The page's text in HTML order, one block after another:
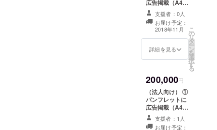
できま
す。 場
所：鈴
鹿川河
川緑地
行終了
後から
10：00
頃の予
定 受
付：7：
00～9：
乗体
験）1名
無料券2
枚※下記
の注意
事項を
参照 ■
熱気球
行（搭
乗体
験）1名
無料券
の注意
事項に
ついて
のいずれか1日
に、気球に1回搭
乗できます。 場
所：鈴鹿川河川
緑地 日時：当日
の競技飛行終了
後から10：00頃
の予定 受付：
に開始します
（予定） ※大会
期間中に熱気球
係留飛行（搭乗
体験）1名無料券
が利用できな
かった場合また
広告掲載（A4
1ページ モノク
ロ） ②熱気球係
留飛行（搭乗体
験）1名無料券2
枚※下記の注意事
項を参照 ■熱気
乗体験）1名無料
ついて 内容：平
成30年11月23日
～25日大会期間
中の3日間のいず
れか1日に、気球
に1回搭乗できま
す。 場所：鈴鹿
支援者：0人
お届け予定：
2018年11月
詳細を見る
こ
の
リ
タ
ー
ン
を
選
択
す
る
200,000円
（法人向け） ①
パンフレットに
広告掲載（A4
1ページ カ
ラー） ②熱気球
支援者：1人
お届け予定：